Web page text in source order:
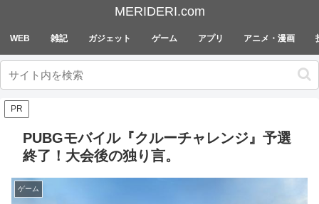
MERIDERI.com
WEB 雑記 ガジェット ゲーム アプリ アニメ・漫画
PR
PUBGモバイル『クルーチャレンジ』予選
終了！大会後の独り言。
ゲーム